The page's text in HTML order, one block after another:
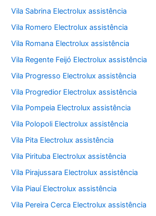
Vila Sabrina Electrolux assistência
Vila Romero Electrolux assistência
Vila Romana Electrolux assistência
Vila Regente Feijó Electrolux assistência
Vila Progresso Electrolux assistência
Vila Progredior Electrolux assistência
Vila Pompeia Electrolux assistência
Vila Polopoli Electrolux assistência
Vila Pita Electrolux assistência
Vila Pirituba Electrolux assistência
Vila Pirajussara Electrolux assistência
Vila Piauí Electrolux assistência
Vila Pereira Cerca Electrolux assistência